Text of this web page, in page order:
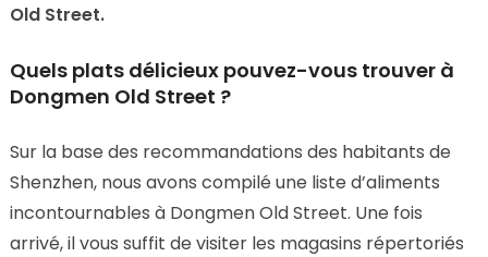
Old Street.
Quels plats délicieux pouvez-vous trouver à
Dongmen Old Street ?
Sur la base des recommandations des habitants de
Shenzhen, nous avons compilé une liste d’aliments
incontournables à Dongmen Old Street. Une fois
arrivé, il vous suffit de visiter les magasins répertoriés